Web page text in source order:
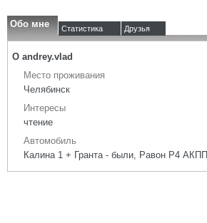
Обо мне Статистика Друзья
О andrey.vlad
Место проживания
Челябинск
Интересы
чтение
Автомобиль
Калина 1 + Гранта - были, Равон Р4 АКПП